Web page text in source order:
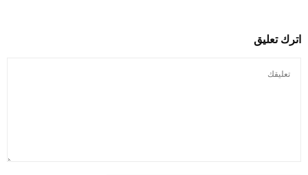
اترك تعليق